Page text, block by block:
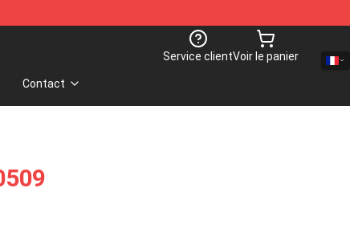
Service clientVoir le panier
Contact